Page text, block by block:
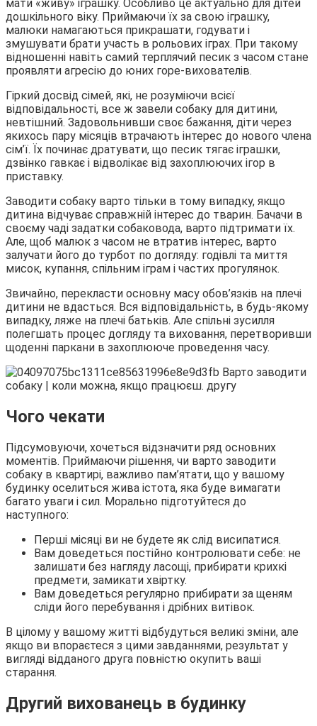
мати «живу» іграшку. Особливо це актуально для дітей
дошкільного віку. Приймаючи їх за свою іграшку,
малюки намагаються прикрашати, годувати і
змушувати брати участь в рольових іграх. При такому
відношенні навіть самий терплячий песик з часом стане
проявляти агресію до юних горе-вихователів.
Гіркий досвід сімей, які, не розуміючи всієї
відповідальності, все ж завели собаку для дитини,
невтішний. Задовольнивши своє бажання, діти через
якихось пару місяців втрачають інтерес до нового члена
сім’ї. Їх починає дратувати, що песик тягає іграшки,
дзвінко гавкає і відволікає від захоплюючих ігор в
приставку.
Заводити собаку варто тільки в тому випадку, якщо
дитина відчуває справжній інтерес до тварин. Бачачи в
своєму чаді задатки собаковода, варто підтримати їх.
Але, щоб малюк з часом не втратив інтерес, варто
залучати його до турбот по догляду: годівлі та миття
мисок, купання, спільним іграм і частих прогулянок.
Звичайно, перекласти основну масу обов’язків на плечі
дитини не вдасться. Вся відповідальність, в будь-якому
випадку, ляже на плечі батьків. Але спільні зусилля
полегшать процес догляду та виховання, перетворивши
щоденні паркани в захоплююче проведення часу.
Чого чекати
Підсумовуючи, хочеться відзначити ряд основних
моментів. Приймаючи рішення, чи варто заводити
собаку в квартирі, важливо пам’ятати, що у вашому
будинку оселиться жива істота, яка буде вимагати
багато уваги і сил. Морально підготуйтеся до
наступного:
Перші місяці ви не будете як слід висипатися.
Вам доведеться постійно контролювати себе: не
залишати без нагляду ласощі, прибирати крихкі
предмети, замикати хвіртку.
Вам доведеться регулярно прибирати за щеням
сліди його перебування і дрібних витівок.
В цілому у вашому житті відбудуться великі зміни, але
якщо ви впораєтеся з цими завданнями, результат у
вигляді відданого друга повністю окупить ваші
старання.
Другий вихованець в будинку